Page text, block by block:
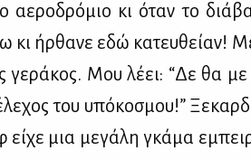
αε­ρο­δρό­μιο κι όταν το
κι ήρ­θα­νε εδώ κα­τευ­θεί­αν!
γε­ρά­κος. Μου λέ­ει: “Δε θα
του υπό­κο­σμου!”
εί­χε μια με­γά­λη γκά­μα